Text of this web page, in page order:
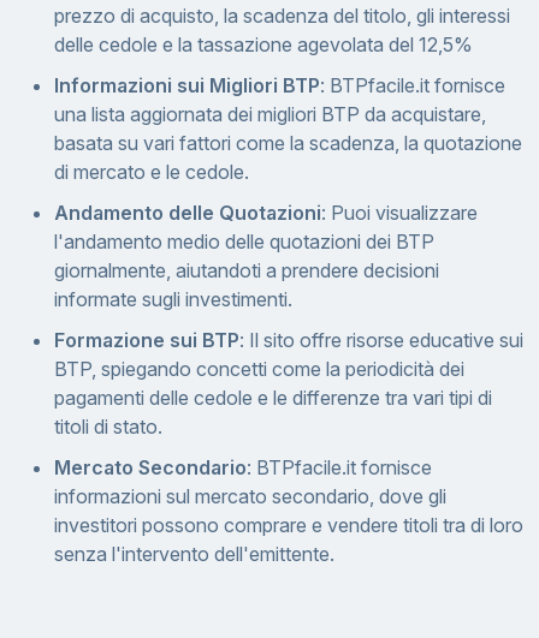
prezzo di acquisto, la scadenza del titolo, gli interessi
delle cedole e la tassazione agevolata del 12,5%
Informazioni sui Migliori BTP: BTPfacile.it fornisce
una lista aggiornata dei migliori BTP da acquistare,
basata su vari fattori come la scadenza, la quotazione
di mercato e le cedole.
Andamento delle Quotazioni: Puoi visualizzare
l'andamento medio delle quotazioni dei BTP
giornalmente, aiutandoti a prendere decisioni
informate sugli investimenti.
Formazione sui BTP: Il sito offre risorse educative sui
BTP, spiegando concetti come la periodicità dei
pagamenti delle cedole e le differenze tra vari tipi di
titoli di stato.
Mercato Secondario: BTPfacile.it fornisce
informazioni sul mercato secondario, dove gli
investitori possono comprare e vendere titoli tra di loro
senza l'intervento dell'emittente.